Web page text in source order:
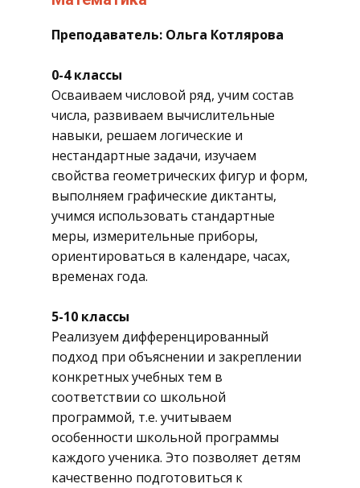
​Преподаватель: Ольга Котлярова
0-4 классы
​Осваиваем числовой ряд, учим состав
числа, развиваем вычислительные
навыки, решаем логические и
нестандартные задачи, изучаем
свойства геометрических фигур и форм,
выполняем графические диктанты,
учимся использовать стандартные
меры, измерительные приборы,
ориентироваться в календаре, часах,
временах года.
5-10 классы
Реализуем дифференцированный
подход при объяснении и закреплении
конкретных учебных тем в
соответствии со школьной
программой, т.е. учитываем
особенности школьной программы
каждого ученика. Это позволяет детям
качественно подготовиться к